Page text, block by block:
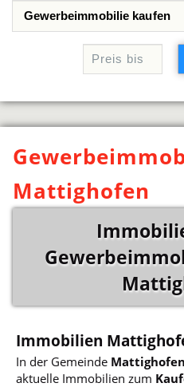
Mattighofen
Immobilien
In der Gemeinde Mattighofen
aktuelle Immobilien zum